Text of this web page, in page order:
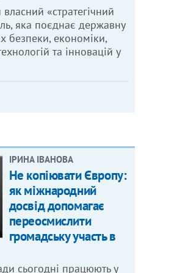
власний «стратегічний
яка поєднає державну
безпеки, економіки,
та інновацій у
ІРИНА ІВАНОВА
Не копіювати Європу:
як міжнародний
досвід допомагає
переосмислити
громадську участь в
сьогодні працюють у